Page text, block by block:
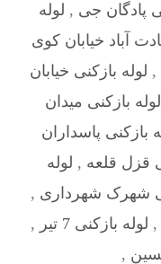
پادگان جی , لوله
آباد خیابان کوی
, لوله بازکنی خیابان
لوله بازکنی میدان
بازکنی پاسداران
قزل قلعه , لوله
شهرک شهرداری ,
, لوله بازکنی 7 تیر
,
,